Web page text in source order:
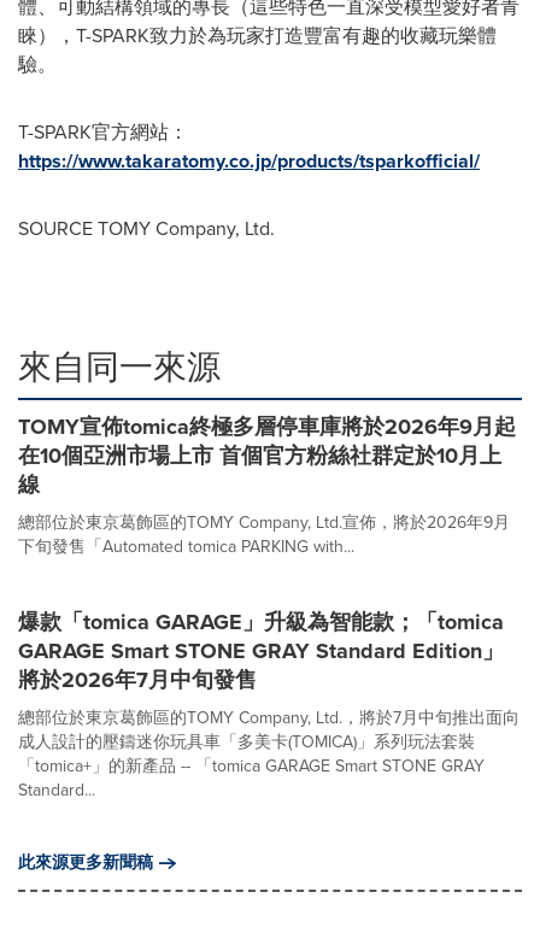
體、可動結構領域的專長（這些特色一直深受模型愛好者青
睞），T-SPARK致力於為玩家打造豐富有趣的收藏玩樂體
驗。
T-SPARK官方網站：
https://www.takaratomy.co.jp/products/tsparkofficial/
SOURCE TOMY Company, Ltd.
來自同一來源
TOMY宣佈tomica終極多層停車庫將於2026年9月起
在10個亞洲市場上市 首個官方粉絲社群定於10月上
線
總部位於東京葛飾區的TOMY Company, Ltd.宣佈，將於2026年9月
下旬發售「Automated tomica PARKING with...
爆款「tomica GARAGE」升級為智能款；「tomica
GARAGE Smart STONE GRAY Standard Edition」
將於2026年7月中旬發售
總部位於東京葛飾區的TOMY Company, Ltd.，將於7月中旬推出面向
成人設計的壓鑄迷你玩具車「多美卡(TOMICA)」系列玩法套裝
「tomica+」的新產品 -- 「tomica GARAGE Smart STONE GRAY
Standard...
此來源更多新聞稿